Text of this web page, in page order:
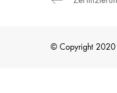
© Copyright 2020